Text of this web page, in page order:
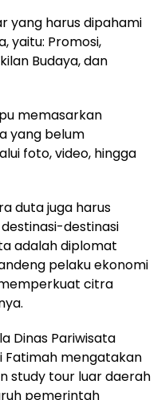
yang harus dipahami
yaitu: Promosi,
Budaya, dan
memasarkan
yang belum
foto, video, hingga
duta juga harus
destinasi
adalah diplomat
pelaku ekonomi
citra
Dinas Pariwisata
Fatimah mengatakan
study tour luar daerah
pemerintah